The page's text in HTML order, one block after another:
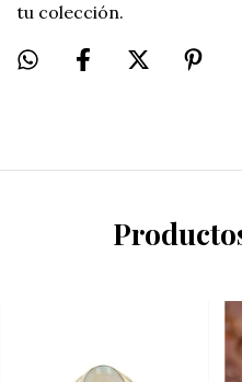
tu colección.